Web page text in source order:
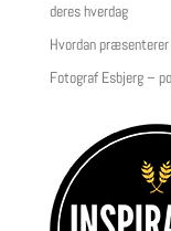
deres hverdag
Hvordan
Fotograf Esbjerg –